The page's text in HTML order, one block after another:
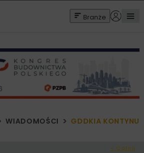
Branże
WIADOMOŚCI GDDKIA
< Cofnij